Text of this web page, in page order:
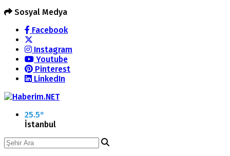
Sosyal Medya
Facebook
Instagram
Youtube
Pinterest
LinkedIn
25.5°
İstanbul